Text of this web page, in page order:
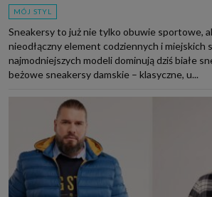
MÓJ STYL
Sneakersy to już nie tylko obuwie sportowe,
nieodłączny element codziennych i miejskich
najmodniejszych modeli dominują dziś białe
beżowe sneakersy damskie – klasyczne, u...